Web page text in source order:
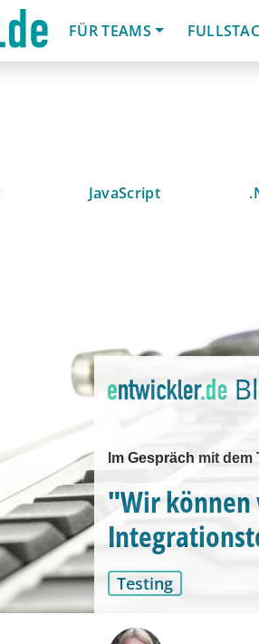
FÜR TEAMS
JavaScript
Im Gespräch mit
"Wir
Testing